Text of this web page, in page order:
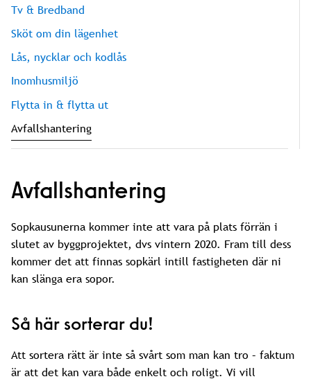
Tv & Bredband
Sköt om din lägenhet
Lås, nycklar och kodlås
Inomhusmiljö
Flytta in & flytta ut
Avfallshantering
Avfallshantering
Sopkausunerna kommer inte att vara på plats förrän i
slutet av byggprojektet, dvs vintern 2020. Fram till dess
kommer det att finnas sopkärl intill fastigheten där ni
kan slänga era sopor.
Så här sorterar du!
Att sortera rätt är inte så svårt som man kan tro – faktum
är att det kan vara både enkelt och roligt. Vi vill